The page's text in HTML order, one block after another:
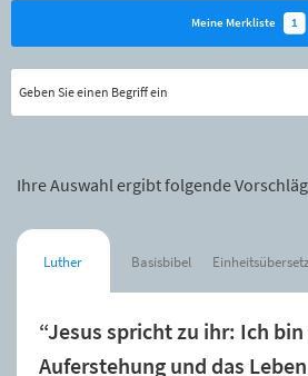
Meine Merkliste 1
Ihre Auswahl ergibt folgende
Luther Basisbibel
“Jesus spricht zu ihr: Ich
Auferstehung und das